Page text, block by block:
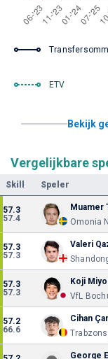
ETV
Bekijk
Vergelijkbare
Skill Speler
57.3
57.4
Muamer
Omonia
57.3
57.3
Valeri
57.3
57.3
Koji
VfL
57.2
66.6
Cihan
George